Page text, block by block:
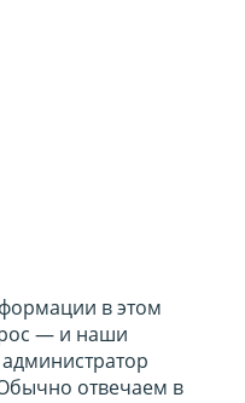
в этом
— и наши
администратор
отвечаем в